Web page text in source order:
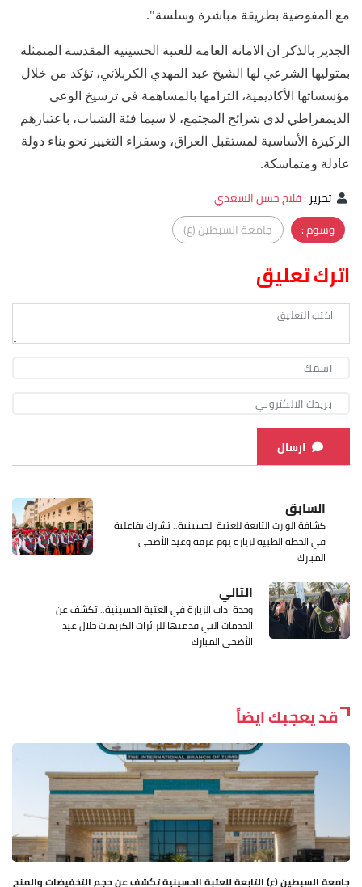
مع المفوضية بطريقة مباشرة وسلسة".
الجدير بالذكر ان الامانة العامة للعتبة الحسينية المقدسة المتمثلة
بمتوليها الشرعي لها الشيخ عبد المهدي الكربلائي، تؤكد من خلال
مؤسساتها الأكاديمية، التزامها بالمساهمة في ترسيخ الوعي
الديمقراطي لدى شرائح المجتمع، لا سيما فئة الشباب، باعتبارهم
الركيزة الأساسية لمستقبل العراق، وسفراء التغيير نحو بناء دولة
عادلة ومتماسكة.
تحرير:فلاح حسن السعدي
وسوم :
جامعة السبطين (ع)
اترك تعليق
ارسال
السابق
كشافة الوارث التابعة للعتبة الحسينية.. تشارك بفاعلية
في الخطة الطبية لزيارة يوم عرفة وعيد الأضحى
المبارك
التالي
وحدة آداب الزيارة في العتبة الحسينية.. تكشف عن
الخدمات التي قدمتها للزائرات الكريمات خلال عيد
الأضحى المبارك
قد يعجبك ايضاً
جامعة السبطين (ع) التابعة للعتبة الحسينية تكشف عن حجم التخفيضات والمنح